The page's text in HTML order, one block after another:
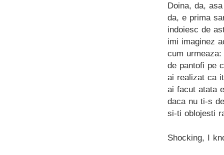
Doina, da,
da, e prima
indoiesc de
imi imaginez
cum
de pantofi pe
ai realizat ca
ai facut atata
daca nu ti-s
si-ti oblojesti
Shocking, I